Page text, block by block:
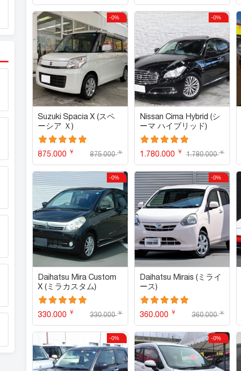
-0%
Suzuki Spacia X (スペ
ーシア Ｘ)
875.000￥
875.000 ￥
-0%
Nissan Cima Hybrid (シ
ーマ ハイブリッド)
1.780.000￥
1.780.000 ￥
-0%
Daihatsu Mira Custom
X (ミラカスタム)
330.000￥
330.000 ￥
-0%
Daihatsu Mirais (ミライ
ース)
360.000￥
360.000 ￥
-0% -0%